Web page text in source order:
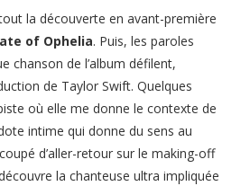
la découverte en avant-première
of Ophelia. Puis, les paroles
chanson de l’album défilent,
de Taylor Swift. Quelques
où elle me donne le contexte de
intime qui donne du sens au
d’aller-retour sur le making-off
la chanteuse ultra impliquée